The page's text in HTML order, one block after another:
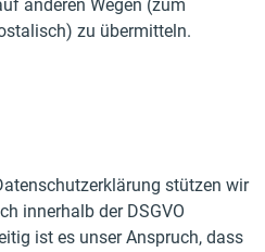
anderen Wegen (zum
zu übermitteln.
stützen wir
innerhalb der DSGVO
ist es unser Anspruch, dass